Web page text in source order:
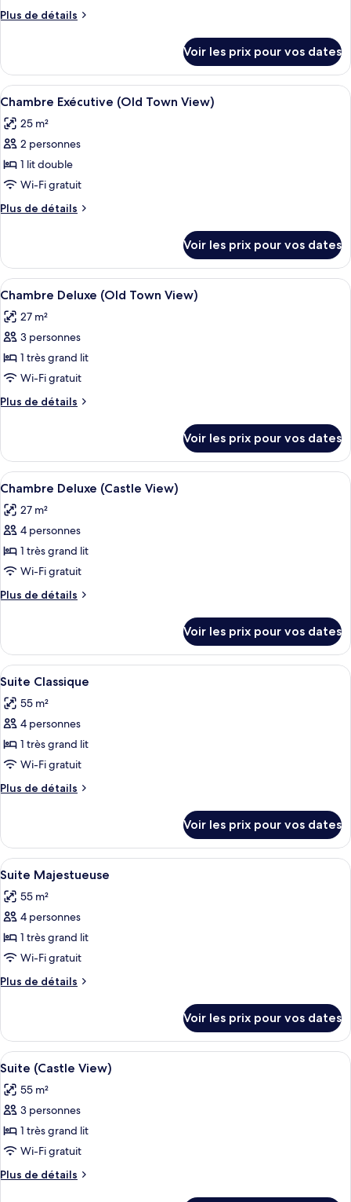
type
de
Chambre
Exécutive
Plus de détails
Plus
le
type
de
Chambre
Exécutive
Voir les prix pour vos dates
Afficher
toutes
les
photos
pour
ce
type
de
Chambre
Exécutive
(Old
Town
View)
Une chambre d’hôtel avec un grand
2
Chambre Exécutive (Old Town View)
25 m²
2 personnes
1 lit double
Wi-Fi gratuit
Plus de détails
Plus
le
type
de
Chambre
Exécutive
Town
View)
Voir les prix pour vos dates
Afficher
toutes
les
photos
pour
ce
type
de
Chambre
Deluxe
(Old
Town
View)
Literie de qualité supérieure,
2
Chambre Deluxe (Old Town View)
27 m²
3 personnes
1 très grand lit
Wi-Fi gratuit
Plus de détails
Plus
le
type
de
Chambre
Deluxe
Town
View)
Voir les prix pour vos dates
Afficher
toutes
les
photos
pour
ce
type
de
Chambre
Deluxe
(Castle
View)
Une chambre d’hôtel équipée d’un
2
Chambre Deluxe (Castle View)
27 m²
4 personnes
1 très grand lit
Wi-Fi gratuit
Plus de détails
Plus
le
type
de
Chambre
Deluxe
View)
Voir les prix pour vos dates
Afficher
toutes
les
photos
pour
ce
type
de
Suite
Classique
Literie de qualité supérieure,
2
Suite Classique
55 m²
4 personnes
1 très grand lit
Wi-Fi gratuit
Plus de détails
Plus
le
type
de
Suite
Classique
Voir les prix pour vos dates
Afficher
toutes
les
photos
pour
ce
type
de
Suite
Majestueuse
Literie de qualité supérieure,
2
Suite Majestueuse
55 m²
4 personnes
1 très grand lit
Wi-Fi gratuit
Plus de détails
Plus
le
type
de
chambre
Suite
Majestueuse
Voir les prix pour vos dates
Afficher
toutes
les
photos
pour
ce
type
de
Un salon spacieux doté d’une
2
Suite (Castle View)
55 m²
3 personnes
1 très grand lit
Wi-Fi gratuit
Plus de détails
Plus